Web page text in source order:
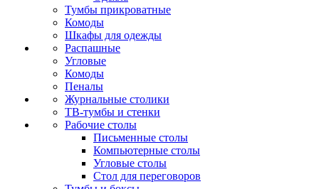
Тумбы прикроватные
Комоды
Шкафы для одежды
Распашные
Угловые
Комоды
Пеналы
Журнальные столики
ТВ‑тумбы и стенки
Рабочие столы
Письменные столы
Компьютерные столы
Угловые столы
Стол для переговоров